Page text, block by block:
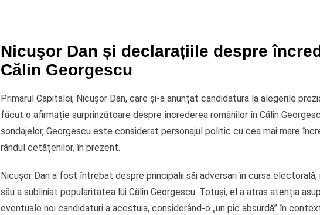
Nicuşor Dan și declarațiile despre
Călin Georgescu
Primarul Capitalei, Nicuşor Dan, care și-a anunțat candidatura la alegerile
făcut o afirmație surprinzătoare despre încrederea românilor în Călin
sondajelor, Georgescu este considerat personajul politic cu cea mai mare
rândul cetățenilor, în prezent.
Nicuşor Dan a fost întrebat despre principalii săi adversari în cursa electorală,
său a subliniat popularitatea lui Călin Georgescu. Totuși, el a atras atenția
eventuale noi candidaturi a acestuia, considerând-o „un pic absurdă” în